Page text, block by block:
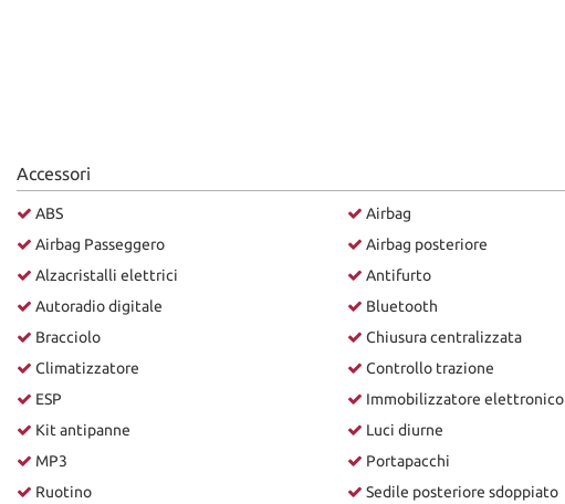
Accessori
ABS
Airbag Passeggero
Alzacristalli elettrici
Autoradio digitale
Bracciolo
Climatizzatore
ESP
Kit antipanne
MP3
Ruotino
Airbag
Airbag posteriore
Antifurto
Bluetooth
Chiusura centralizzata
Controllo trazione
Immobilizzatore elettronico
Luci diurne
Portapacchi
Sedile posteriore sdoppiato